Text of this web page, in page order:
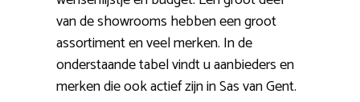
van de showrooms hebben een groot
assortiment en veel merken. In de
onderstaande tabel vindt u aanbieders en
merken die ook actief zijn in Sas van Gent.